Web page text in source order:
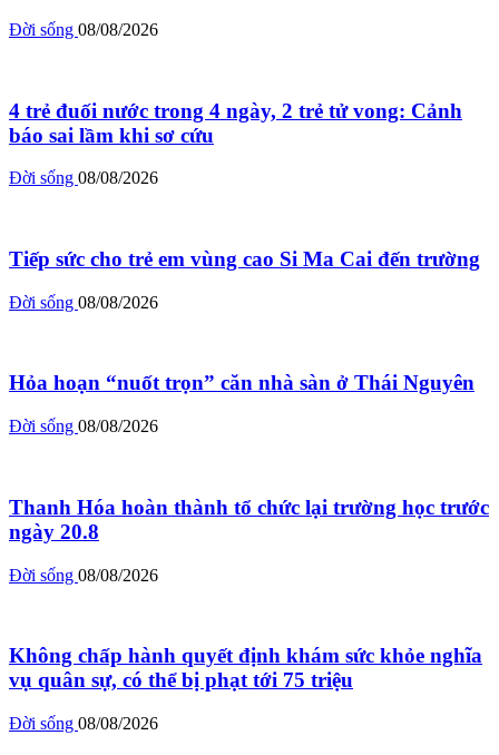
Đời sống 08/08/2026
4 trẻ đuối nước trong 4 ngày, 2 trẻ tử vong: Cảnh
báo sai lầm khi sơ cứu
Đời sống 08/08/2026
Tiếp sức cho trẻ em vùng cao Si Ma Cai đến trường
Đời sống 08/08/2026
Hỏa hoạn “nuốt trọn” căn nhà sàn ở Thái Nguyên
Đời sống 08/08/2026
Thanh Hóa hoàn thành tổ chức lại trường học trước
ngày 20.8
Đời sống 08/08/2026
Không chấp hành quyết định khám sức khỏe nghĩa
vụ quân sự, có thể bị phạt tới 75 triệu
Đời sống 08/08/2026